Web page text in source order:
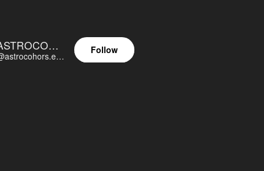
ASTROCOHORS EUNOIA ULTIMA
@astrocohors.eu@astrocohors.eu
Follow